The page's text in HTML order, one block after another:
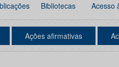
Bibliotecas Acesso
Ações afirmativas